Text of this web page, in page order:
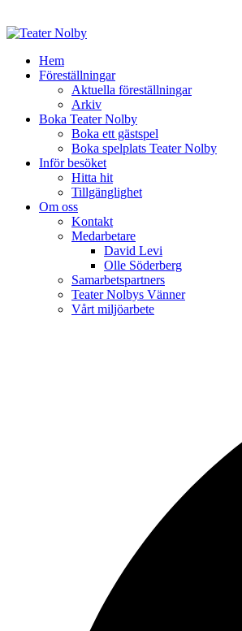
Hem
Föreställningar
Aktuella föreställningar
Arkiv
Boka Teater Nolby
Boka ett gästspel
Boka spelplats Teater Nolby
Inför besöket
Hitta hit
Tillgänglighet
Om oss
Kontakt
Medarbetare
David Levi
Olle Söderberg
Samarbetspartners
Teater Nolbys Vänner
Vårt miljöarbete